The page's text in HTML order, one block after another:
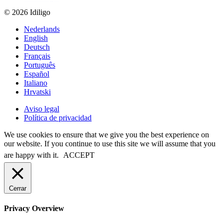
© 2026 Idiligo
Nederlands
English
Deutsch
Français
Português
Español
Italiano
Hrvatski
Aviso legal
Política de privacidad
We use cookies to ensure that we give you the best experience on
our website. If you continue to use this site we will assume that you
are happy with it.
ACCEPT
Cerrar
Privacy Overview